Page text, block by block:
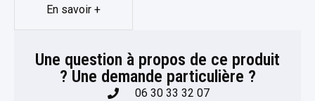
En savoir +
Une question à propos de ce produit
? Une demande particulière ?​
06 30 33 32 07